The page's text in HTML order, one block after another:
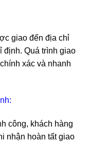
giao đến địa chỉ
định. Quá trình giao
xác và nhanh
công, khách hàng
nhận hoàn tất giao